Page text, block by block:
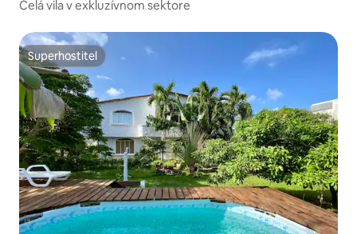
Celá vila v exkluzívnom sektore
Superhostiteľ
Superhostiteľ